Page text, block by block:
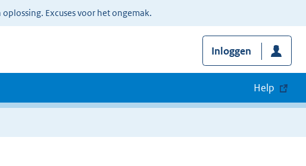
Excuses voor het ongemak.
Inloggen
Help